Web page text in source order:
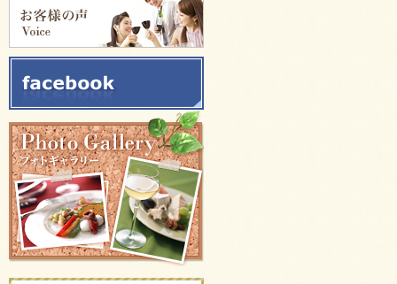
ピンチョスバスケット【要3日前予約】をご注
文いただきました。
フルーツバスケット【要3日前予約】をご注文
イタリアンサンドバスケット 【要3日前予
2025/09/29
カリブ風スパイシージャークチキンをご注文
いただきました。
2025/09/29
ソーセージアソートをご注文いただきまし
た。
2025/09/29
生ハムとチーズのオードブルをご注文いただ